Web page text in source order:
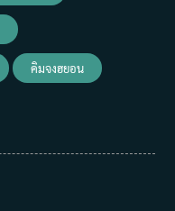
คิมจงฮยอน